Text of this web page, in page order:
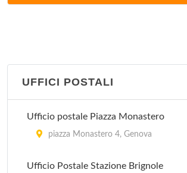
piazza Sant'Antonio 10, Sestri Levante
IAT
IAT
UFFICI POSTALI
Ufficio postale Piazza Monastero
piazza Monastero 4, Genova
Ufficio Postale Stazione Brignole